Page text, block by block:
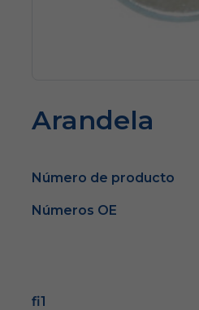
Arandela
Número de producto
Números OE
fi1